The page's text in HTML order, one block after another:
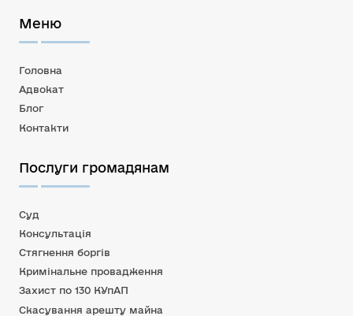
Меню
Головна
Адвокат
Блог
Контакти
Послуги громадянам
Суд
Консультація
Стягнення боргів
Кримінальне провадження
Захист по 130 КУпАП
Скасування арешту майна